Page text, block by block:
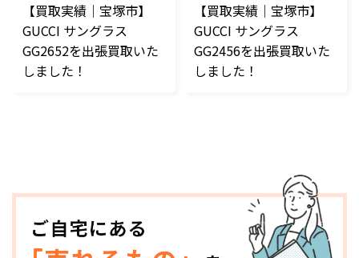
【買取実績｜宝塚市】
GUCCI サングラス
GG2652を出張買取いた
しました！
【買取実績｜宝塚市】
GUCCI サングラス
GG2456を出張買取いた
しました！